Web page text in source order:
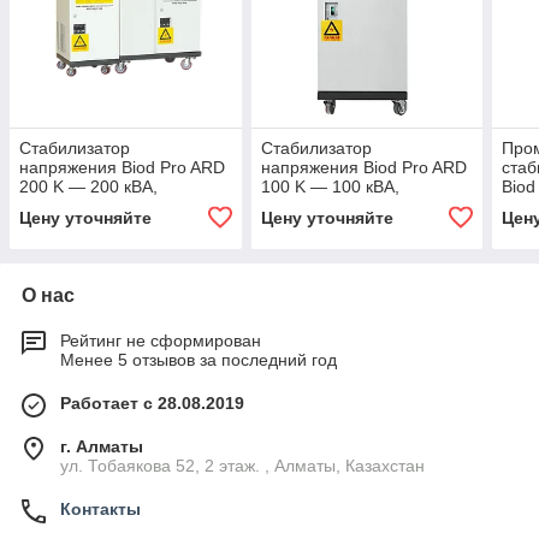
Стабилизатор
напряжения Biod Pro ARD
200 K — 200 кВА,
электромагнитная
Цену уточняйте
Стабилизатор
напряжения Biod Pro ARD
100 K — 100 кВА,
электромагнитная
Цену уточняйте
О нас
Рейтинг не сформирован
Менее 5 отзывов за последний год
Работает с 28.08.2019
г. Алматы
ул. Тобаякова 52, 2 этаж. , Алматы, Казахстан
Контакты